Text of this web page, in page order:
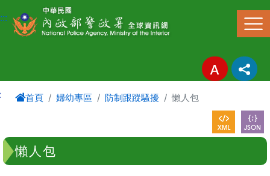
進入內容區塊
:::
首頁 婦幼專區 防制跟蹤騷擾 懶人包
懶人包